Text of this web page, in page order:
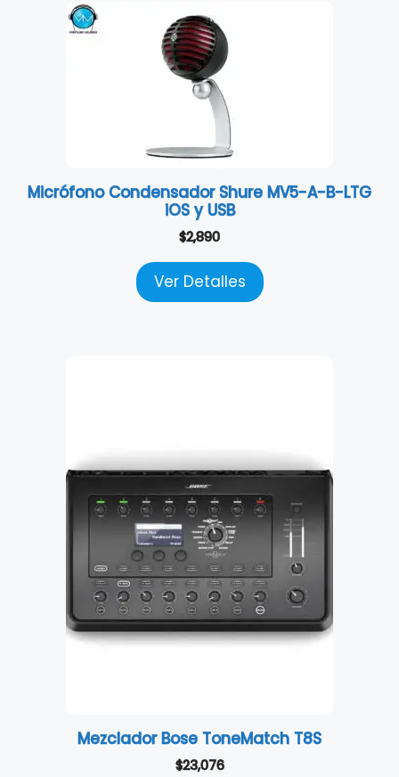
Micrófono Condensador Shure MV5-A-B-LTG
iOS y USB
$2,890
Ver Detalles
Mezclador Bose ToneMatch T8S
$23,076